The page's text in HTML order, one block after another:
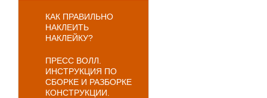
КАК ПРАВИЛЬНО
НАКЛЕИТЬ
НАКЛЕЙКУ?
ПРЕСС ВОЛЛ.
ИНСТРУКЦИЯ ПО
СБОРКЕ И РАЗБОРКЕ
КОНСТРУКЦИИ.